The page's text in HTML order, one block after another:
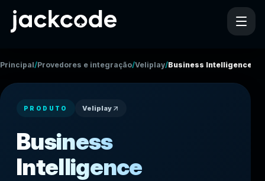
Principal/Provedores e integração/Veliplay/Business Intelligence
PRODUTO Veliplay
Business
Intelligence